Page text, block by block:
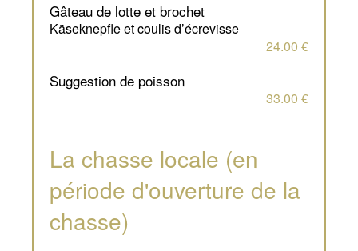
gâteau de lotte et brochet
Käseknepfle et coulis d’écrevisse
24.00 €
suggestion de poisson
33.00 €
La chasse locale (en
période d'ouverture de la
chasse)